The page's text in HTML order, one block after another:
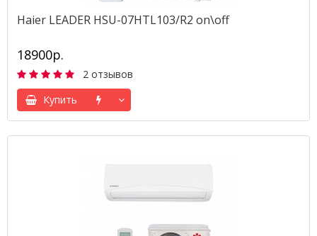
Haier LEADER HSU-07HTL103/R2 on\off
18900р.
2 отзывов
Купить